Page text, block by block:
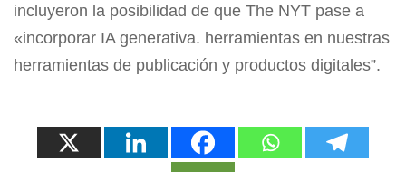
incluyeron la posibilidad de que The NYT pase a
«incorporar IA generativa. herramientas en nuestras
herramientas de publicación y productos digitales”.